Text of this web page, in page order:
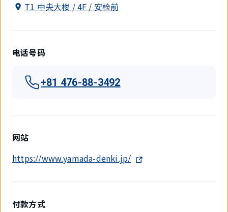
T1 中央大楼 / 4F / 安检前
电话号码
+81 476-88-3492
网站
https://www.yamada-denki.jp/
付款方式